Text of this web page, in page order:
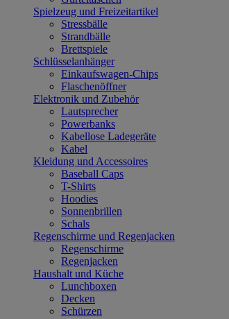
Spielzeug und Freizeitartikel
Stressbälle
Strandbälle
Brettspiele
Schlüsselanhänger
Einkaufswagen-Chips
Flaschenöffner
Elektronik und Zubehör
Lautsprecher
Powerbanks
Kabellose Ladegeräte
Kabel
Kleidung und Accessoires
Baseball Caps
T-Shirts
Hoodies
Sonnenbrillen
Schals
Regenschirme und Regenjacken
Regenschirme
Regenjacken
Haushalt und Küche
Lunchboxen
Decken
Schürzen